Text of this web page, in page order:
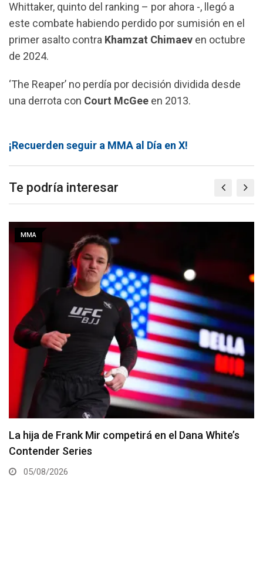
Whittaker, quinto del ranking – por ahora -, llegó a
este combate habiendo perdido por sumisión en el
primer asalto contra Khamzat Chimaev en octubre
de 2024.
‘The Reaper’ no perdía por decisión dividida desde
una derrota con Court McGee en 2013.
¡Recuerden seguir a MMA al Día en X!
Te podría interesar
MMA
Joshua Van vs. Alexandre Pantoja 2 será la pelea
estelar del UFC 331
05/08/2026